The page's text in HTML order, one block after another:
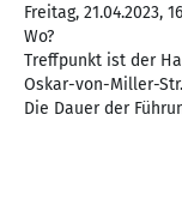
Freitag, 21.04.2023,
Wo?
Treffpunkt ist der
Oskar-von-Miller-
Die Dauer der